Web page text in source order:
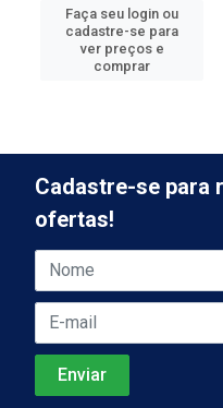
Faça seu login ou
cadastre-se para
ver preços e
comprar
Cadastre-se para
ofertas!